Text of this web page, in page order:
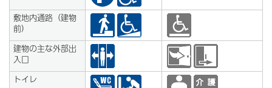
敷地内通路（建物
前）
建物の主な外部出
入口
トイレ